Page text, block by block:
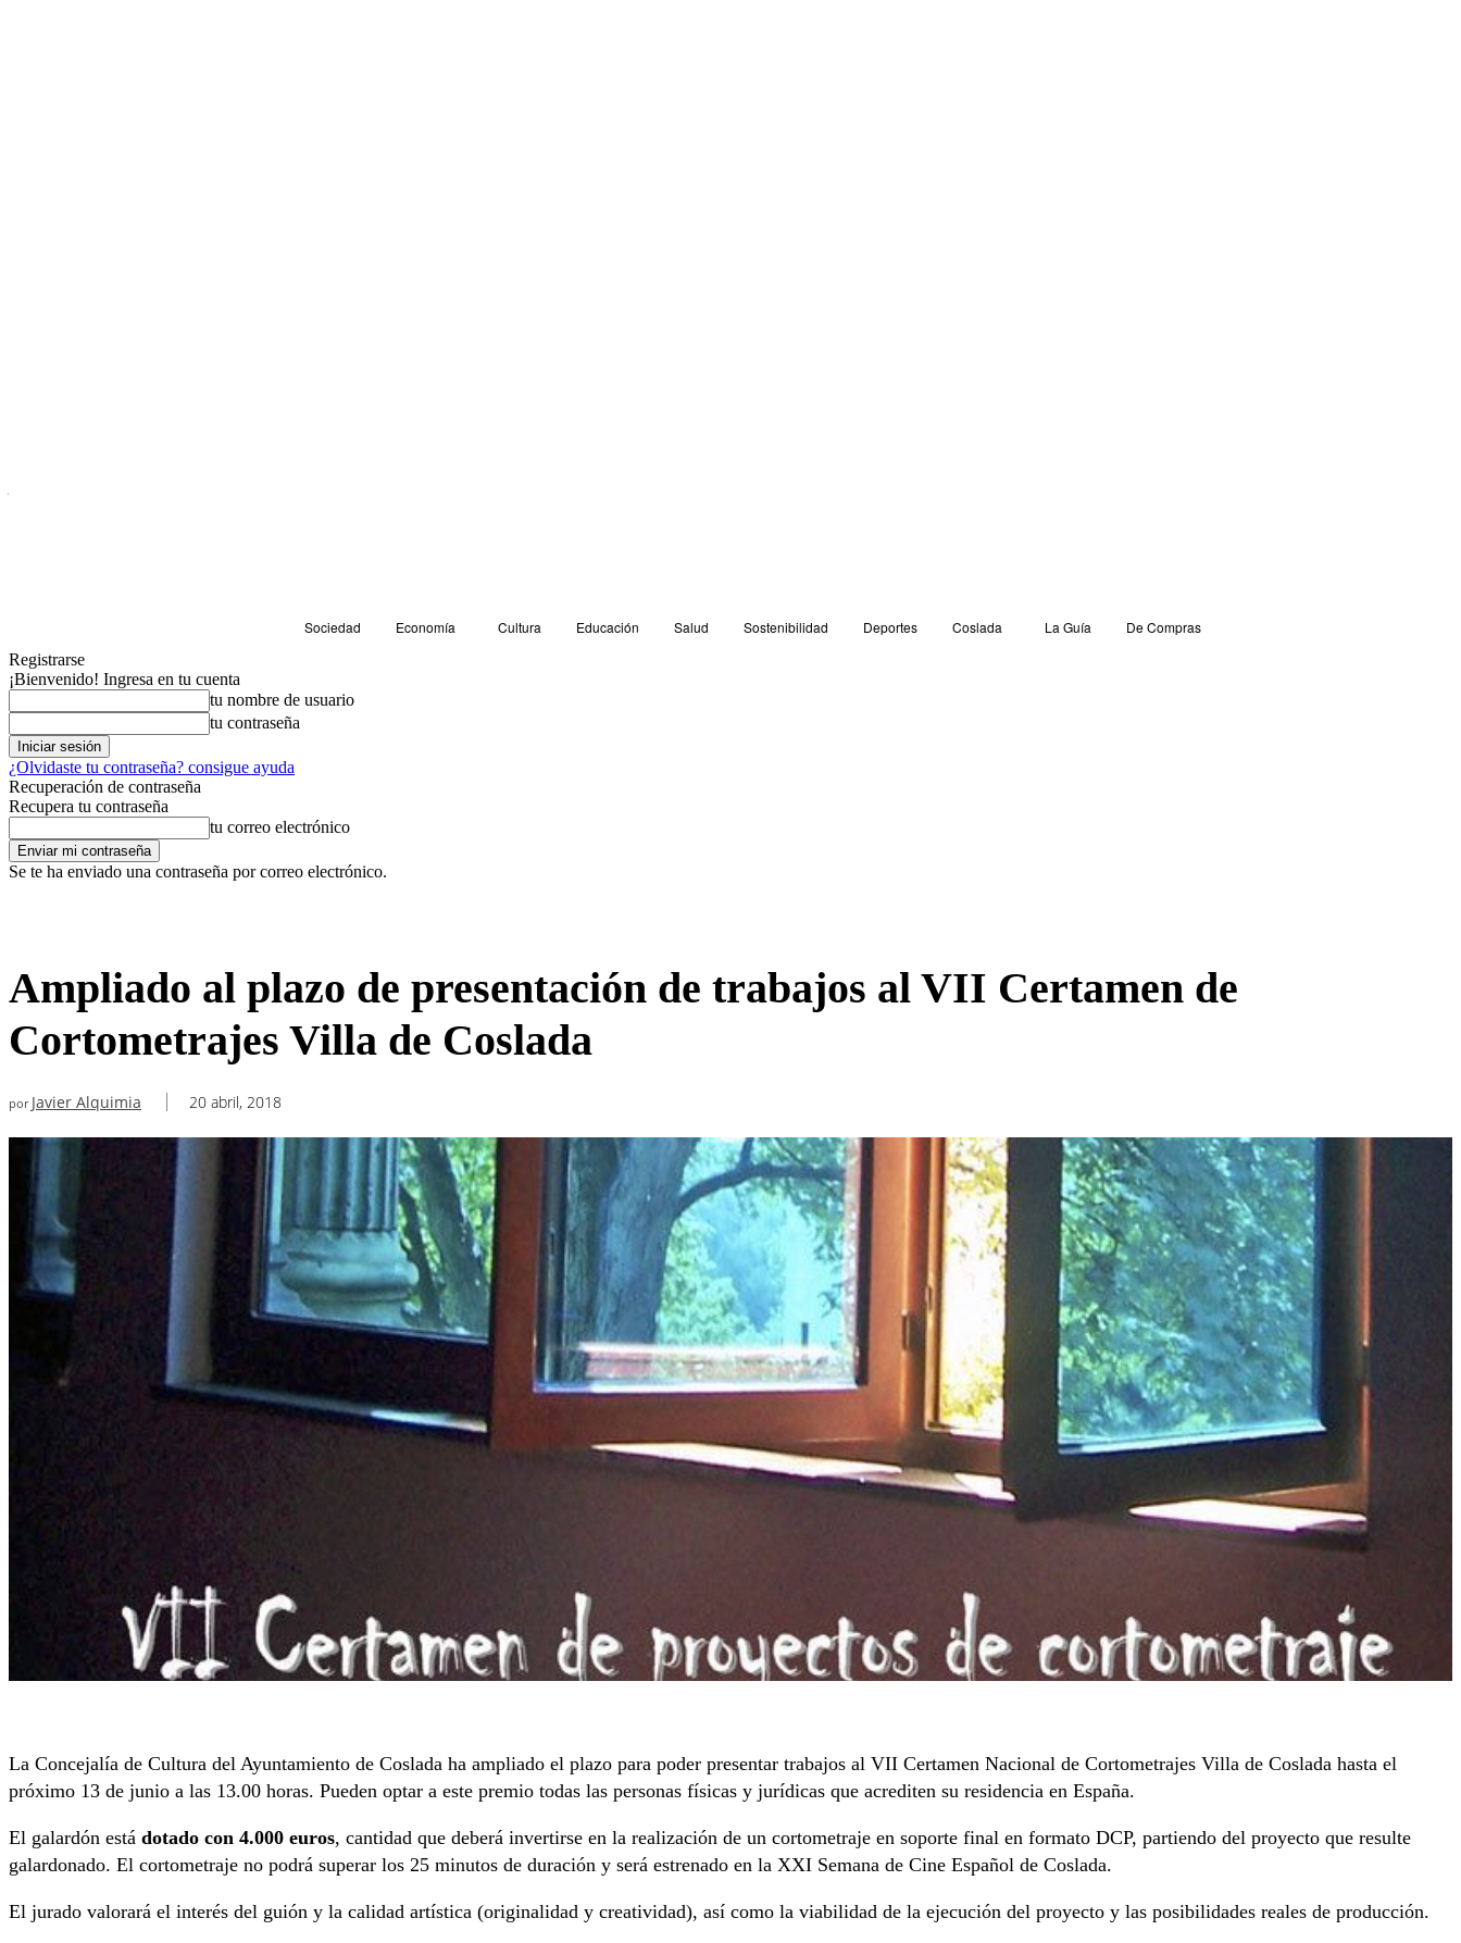
Sociedad Economía Cultura Educación Salud Sostenibilidad Deportes Coslada La Guía
De Compras
Registrarse
¡Bienvenido! Ingresa en tu cuenta
tu nombre de usuario
tu contraseña
¿Olvidaste tu contraseña? consigue ayuda
Recuperación de contraseña
Recupera tu contraseña
tu correo electrónico
Se te ha enviado una contraseña por correo electrónico.
Ampliado al plazo de presentación de trabajos al VII Certamen de
Cortometrajes Villa de Coslada
por Javier Alquimia 20 abril, 2018
La Concejalía de Cultura del Ayuntamiento de Coslada ha ampliado el plazo para poder presentar trabajos al VII Certamen Nacional de Cortometrajes Villa de Coslada hasta el
próximo 13 de junio a las 13.00 horas. Pueden optar a este premio todas las personas físicas y jurídicas que acrediten su residencia en España.
El galardón está dotado con 4.000 euros, cantidad que deberá invertirse en la realización de un cortometraje en soporte final en formato DCP, partiendo del proyecto que resulte
galardonado. El cortometraje no podrá superar los 25 minutos de duración y será estrenado en la XXI Semana de Cine Español de Coslada.
El jurado valorará el interés del guión y la calidad artística (originalidad y creatividad), así como la viabilidad de la ejecución del proyecto y las posibilidades reales de producción.